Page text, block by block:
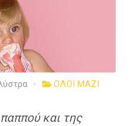
ΟΛΟΙ ΜΑΖΙ
και της